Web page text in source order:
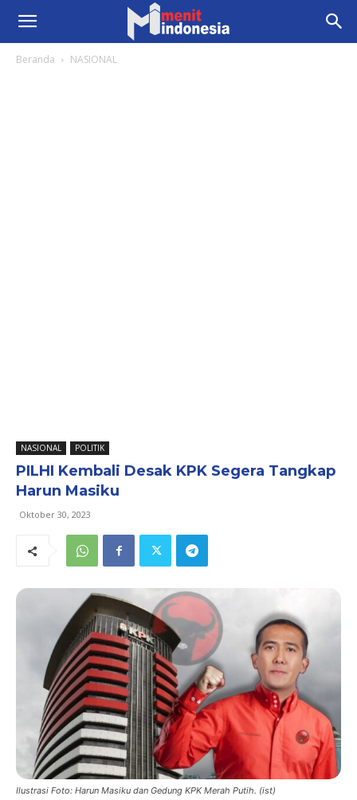
Beranda NASIONAL
NASIONAL POLITIK
PILHI Kembali Desak KPK Segera Tangkap
Harun Masiku
Oktober 30, 2023
Ilustrasi Foto: Harun Masiku dan Gedung KPK Merah Putih. (ist)